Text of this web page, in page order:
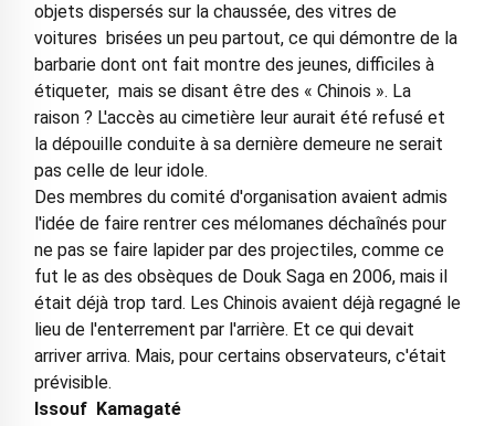
objets dispersés sur la chaussée, des vitres de
voitures brisées un peu partout, ce qui démontre de la
barbarie dont ont fait montre des jeunes, difficiles à
étiqueter, mais se disant être des « Chinois ». La
raison ? L'accès au cimetière leur aurait été refusé et
la dépouille conduite à sa dernière demeure ne serait
pas celle de leur idole.
Des membres du comité d'organisation avaient admis
l'idée de faire rentrer ces mélomanes déchaînés pour
ne pas se faire lapider par des projectiles, comme ce
fut le as des obsèques de Douk Saga en 2006, mais il
était déjà trop tard. Les Chinois avaient déjà regagné le
lieu de l'enterrement par l'arrière. Et ce qui devait
arriver arriva. Mais, pour certains observateurs, c'était
prévisible.
Issouf Kamagaté